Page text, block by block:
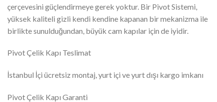
çerçevesini güçlendirmeye gerek yoktur. Bir Pivot Sistemi,
yüksek kaliteli gizli kendi kendine kapanan bir mekanizma ile
birlikte sunulduğundan, büyük cam kapılar için de iyidir.
Pivot Çelik Kapı Teslimat
İstanbul İçi ücretsiz montaj, yurt içi ve yurt dışı kargo imkanı
Pivot Çelik Kapı Garanti